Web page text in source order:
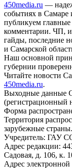
450media.ru —
событиях в
публикуем
комментарии. ЧП,
гайды, последние
и Самарской
Наш основной
губернии
Читайте новости
450media.ru.
Выходные данные
(регистрационный
Форма
Территория
зарубежные страны.
Учредитель: ГАУ
Адрес редакции:
Садовая, д. 106, к.
Адрес